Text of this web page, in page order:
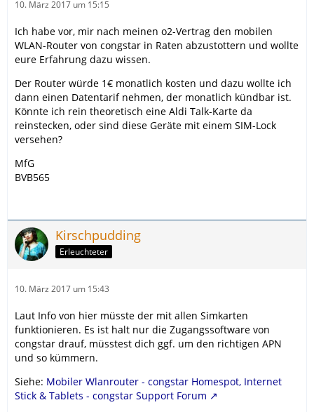
10. März 2017 um 15:15
Ich habe vor, mir nach meinen o2-Vertrag den mobilen
WLAN-Router von congstar in Raten abzustottern und wollte
eure Erfahrung dazu wissen.
Der Router würde 1€ monatlich kosten und dazu wollte ich
dann einen Datentarif nehmen, der monatlich kündbar ist.
Könnte ich rein theoretisch eine Aldi Talk-Karte da
reinstecken, oder sind diese Geräte mit einem SIM-Lock
versehen?
MfG
BVB565
Kirschpudding
Erleuchteter
10. März 2017 um 15:43
Laut Info von hier müsste der mit allen Simkarten
funktionieren. Es ist halt nur die Zugangssoftware von
congstar drauf, müsstest dich ggf. um den richtigen APN
und so kümmern.
Siehe: Mobiler Wlanrouter - congstar Homespot, Internet
Stick & Tablets - congstar Support Forum